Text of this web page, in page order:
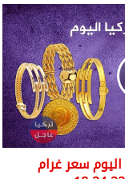
سعر غرام